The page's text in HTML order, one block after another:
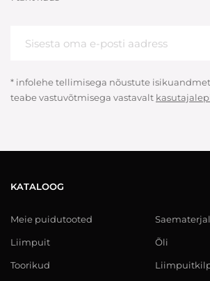
* infolehe tellimisega nõustute
teabe vastuvõtmisega vastavalt
KATALOOG
Meie puidutooted
Liimpuit
Toorikud
Saematerjal
Õli